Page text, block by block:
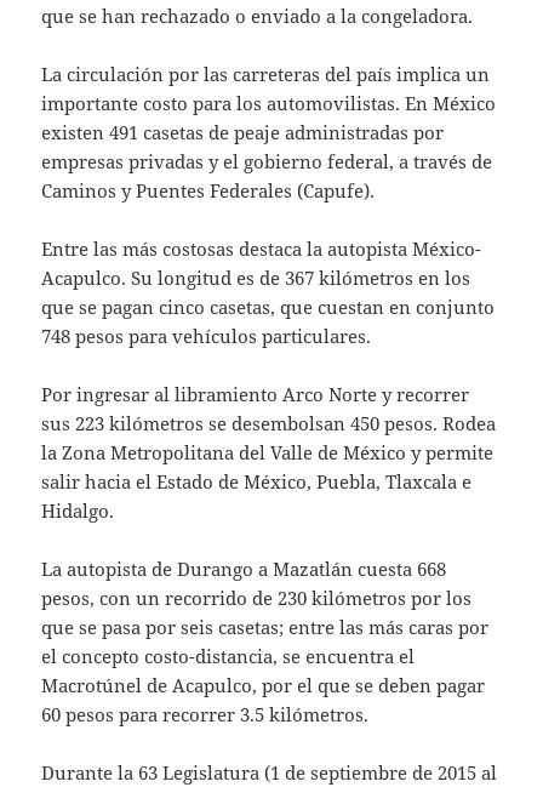
que se han rechazado o enviado a la congeladora.
La circulación por las carreteras del país implica un
importante costo para los automovilistas. En México
existen 491 casetas de peaje administradas por
empresas privadas y el gobierno federal, a través de
Caminos y Puentes Federales (Capufe).
Entre las más costosas destaca la autopista México-
Acapulco. Su longitud es de 367 kilómetros en los
que se pagan cinco casetas, que cuestan en conjunto
748 pesos para vehículos particulares.
Por ingresar al libramiento Arco Norte y recorrer
sus 223 kilómetros se desembolsan 450 pesos. Rodea
la Zona Metropolitana del Valle de México y permite
salir hacia el Estado de México, Puebla, Tlaxcala e
Hidalgo.
La autopista de Durango a Mazatlán cuesta 668
pesos, con un recorrido de 230 kilómetros por los
que se pasa por seis casetas; entre las más caras por
el concepto costo-distancia, se encuentra el
Macrotúnel de Acapulco, por el que se deben pagar
60 pesos para recorrer 3.5 kilómetros.
Durante la 63 Legislatura (1 de septiembre de 2015 al